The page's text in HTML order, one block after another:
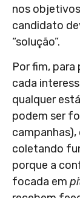
nos
candidato
“solução”.
Por fim,
cada
qualquer
podem ser
coletando
porque a
focada em